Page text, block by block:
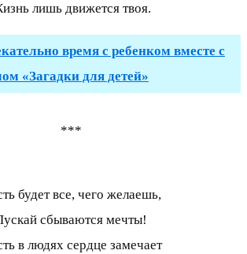
лишь движется твоя.
время с ребенком вместе с
«Загадки для детей»
***
будет все, чего желаешь,
сбываются мечты!
в людях сердце замечает